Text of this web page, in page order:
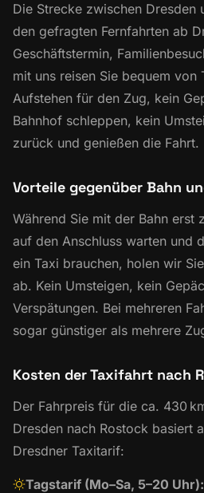
Die Strecke zwischen Dresden
den gefragten Fernfahrten ab
Geschäftstermin,
mit uns reisen Sie bequem von
Aufstehen für den Zug, kein
Bahnhof schleppen, kein
zurück und genießen die Fahrt.
Vorteile gegenüber Bahn
Während Sie mit der Bahn erst
auf den Anschluss warten und
ein Taxi brauchen, holen wir
ab. Kein Umsteigen, kein
Verspätungen. Bei mehreren
sogar günstiger als mehrere
Kosten der Taxifahrt nach
Der Fahrpreis für die ca. 430
Dresden nach Rostock basiert
Dresdner Taxitarif:
Tagstarif (Mo–Sa, 5–20 Uhr):